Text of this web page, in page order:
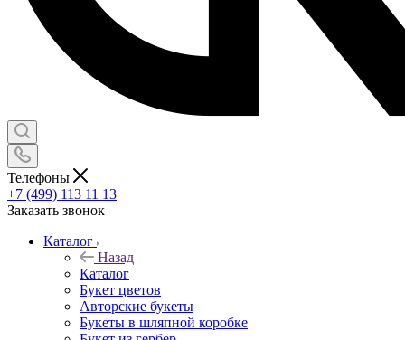
Телефоны
+7 (499) 113 11 13
Заказать звонок
Каталог
Назад
Каталог
Букет цветов
Авторские букеты
Букеты в шляпной коробке